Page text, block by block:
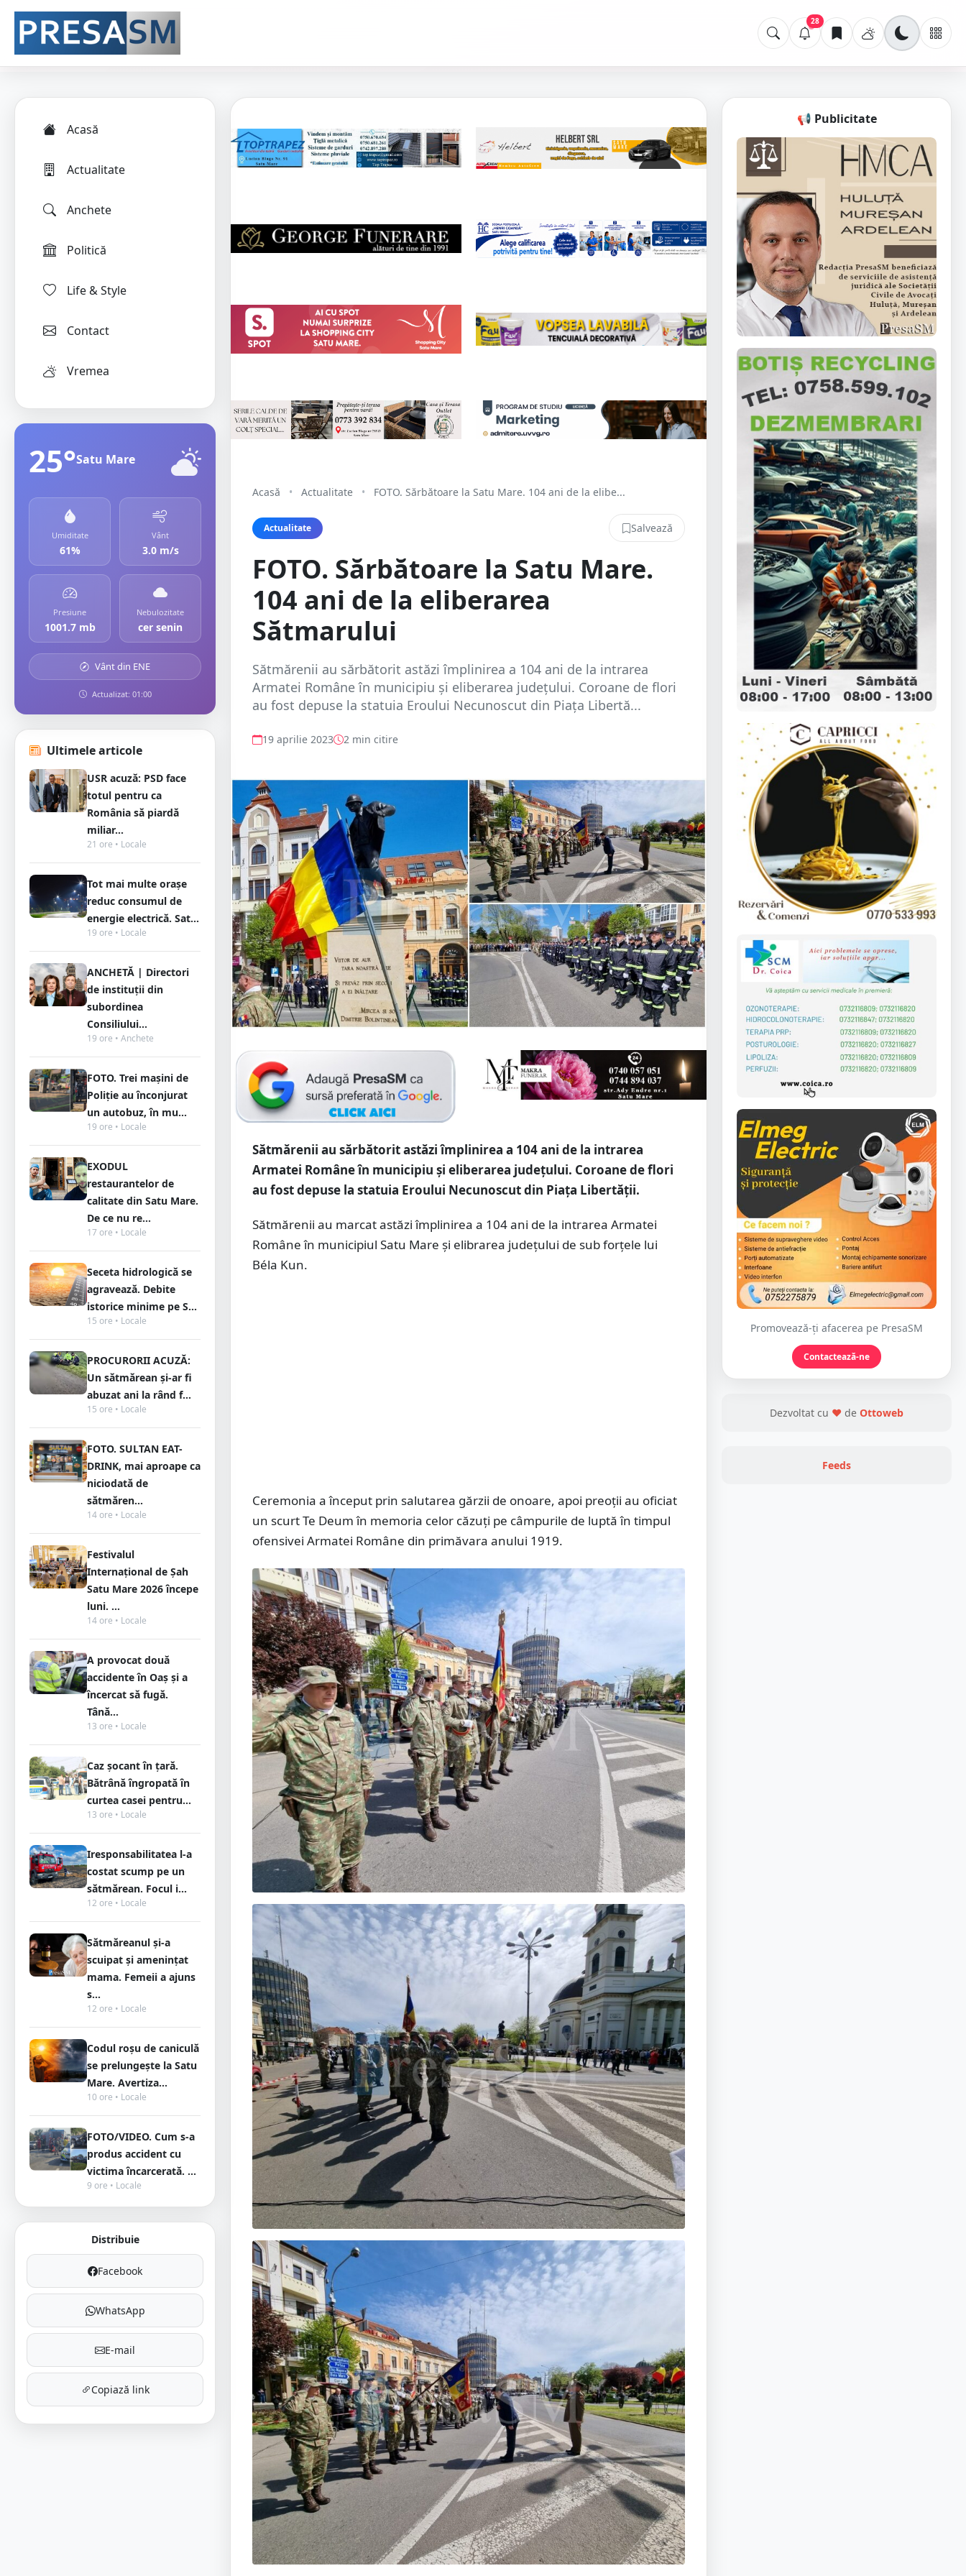
28
Acasă
Actualitate
Anchete
Politică
Life & Style
Contact
Vremea
25°Satu Mare
Umiditate
61%
Vânt
3.0 m/s
Presiune
1001.7 mb
Nebulozitate
cer senin
Vânt din ENE
Actualizat: 01:00
Ultimele articole
USR acuză: PSD face
totul pentru ca
România să piardă
miliar...
21 ore • Locale
Tot mai multe orașe
reduc consumul de
energie electrică. Sat...
19 ore • Locale
ANCHETĂ | Directori
de instituții din
subordinea
Consiliului...
19 ore • Anchete
FOTO. Trei mașini de
Poliție au înconjurat
un autobuz, în mu...
19 ore • Locale
EXODUL
restaurantelor de
calitate din Satu Mare.
De ce nu re...
17 ore • Locale
Seceta hidrologică se
agravează. Debite
istorice minime pe S...
15 ore • Locale
PROCURORII ACUZĂ:
Un sătmărean și-ar fi
abuzat ani la rând f...
15 ore • Locale
FOTO. SULTAN EAT-
DRINK, mai aproape ca
niciodată de
sătmăren...
14 ore • Locale
Festivalul
Internațional de Șah
Satu Mare 2026 începe
luni. ...
14 ore • Locale
A provocat două
accidente în Oaș și a
încercat să fugă.
Tână...
13 ore • Locale
Caz șocant în țară.
Bătrână îngropată în
curtea casei pentru...
13 ore • Locale
Iresponsabilitatea l-a
costat scump pe un
sătmărean. Focul i...
12 ore • Locale
Sătmăreanul și-a
scuipat și amenințat
mama. Femeii a ajuns
s...
12 ore • Locale
Codul roșu de caniculă
se prelungește la Satu
Mare. Avertiza...
10 ore • Locale
FOTO/VIDEO. Cum s-a
produs accident cu
victima încarcerată. ...
9 ore • Locale
Distribuie
Facebook
WhatsApp
E-mail
Copiază link
Acasă • Actualitate • FOTO. Sărbătoare la Satu Mare. 104 ani de la elibe...
Actualitate Salvează
FOTO. Sărbătoare la Satu Mare.
104 ani de la eliberarea
Sătmarului
Sătmărenii au sărbătorit astăzi împlinirea a 104 ani de la intrarea
Armatei Române în municipiu și eliberarea județului. Coroane de flori
au fost depuse la statuia Eroului Necunoscut din Piața Libertă...
19 aprilie 2023 2 min citire
Sătmărenii au sărbătorit astăzi împlinirea a 104 ani de la intrarea
Armatei Române în municipiu și eliberarea județului. Coroane de flori
au fost depuse la statuia Eroului Necunoscut din Piața Libertății.
Sătmărenii au marcat astăzi împlinirea a 104 ani de la intrarea Armatei
Române în municipiul Satu Mare și elibrarea județului de sub forțele lui
Béla Kun.
Ceremonia a început prin salutarea gărzii de onoare, apoi preoții au oficiat
un scurt Te Deum în memoria celor căzuți pe câmpurile de luptă în timpul
ofensivei Armatei Române din primăvara anului 1919.
📢 Publicitate
Promovează-ți afacerea pe PresaSM
Contactează-ne
Dezvoltat cu ❤ de Ottoweb
Feeds